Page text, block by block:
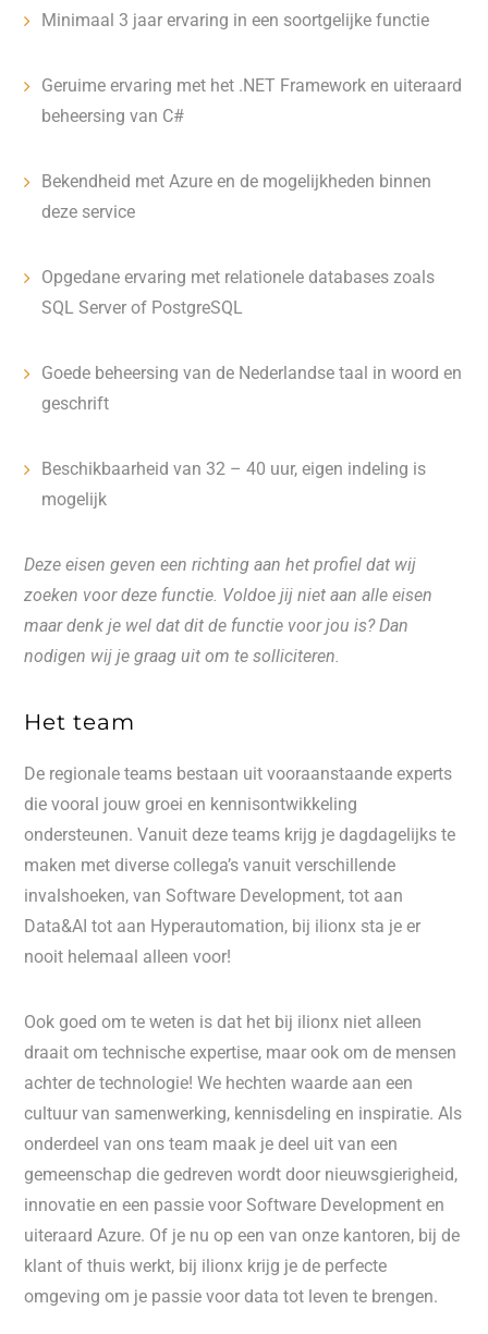
Minimaal 3 jaar ervaring in een soortgelijke functie
Geruime ervaring met het .NET Framework en uiteraard
beheersing van C#
Bekendheid met Azure en de mogelijkheden binnen
deze service
Opgedane ervaring met relationele databases zoals
SQL Server of PostgreSQL
Goede beheersing van de Nederlandse taal in woord en
geschrift
Beschikbaarheid van 32 – 40 uur, eigen indeling is
mogelijk
Deze eisen geven een richting aan het profiel dat wij
zoeken voor deze functie. Voldoe jij niet aan alle eisen
maar denk je wel dat dit de functie voor jou is? Dan
nodigen wij je graag uit om te solliciteren.
Het team
De regionale teams bestaan uit vooraanstaande experts
die vooral jouw groei en kennisontwikkeling
ondersteunen. Vanuit deze teams krijg je dagdagelijks te
maken met diverse collega’s vanuit verschillende
invalshoeken, van Software Development, tot aan
Data&AI tot aan Hyperautomation, bij ilionx sta je er
nooit helemaal alleen voor!
Ook goed om te weten is dat het bij ilionx niet alleen
draait om technische expertise, maar ook om de mensen
achter de technologie! We hechten waarde aan een
cultuur van samenwerking, kennisdeling en inspiratie. Als
onderdeel van ons team maak je deel uit van een
gemeenschap die gedreven wordt door nieuwsgierigheid,
innovatie en een passie voor Software Development en
uiteraard Azure. Of je nu op een van onze kantoren, bij de
klant of thuis werkt, bij ilionx krijg je de perfecte
omgeving om je passie voor data tot leven te brengen.